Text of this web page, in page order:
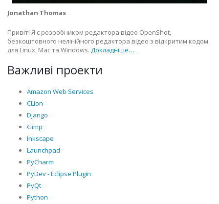
Jonathan Thomas
Привіт! Я є розробником редактора відео OpenShot,
безкоштовного нелінійного редактора відео з відкритим кодом
для Linux, Mac та Windows. Докладніше…
Важливі проекти
Amazon Web Services
CLion
Django
Gimp
Inkscape
Launchpad
PyCharm
PyDev - Eclipse Plugin
PyQt
Python